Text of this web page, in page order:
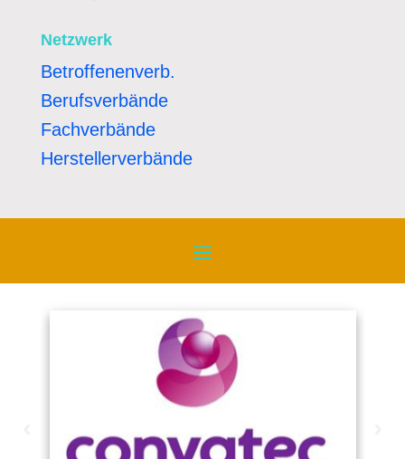
Netzwerk
Betroffenenverb.
Berufsverbände
Fachverbände
Herstellerverbände